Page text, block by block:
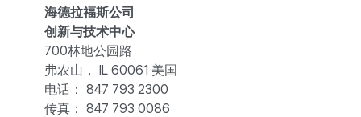
海德拉福斯公司
创新与技术中心
700林地公园路
弗农山， IL 60061 美国
电话： 847 793 2300
传真： 847 793 0086